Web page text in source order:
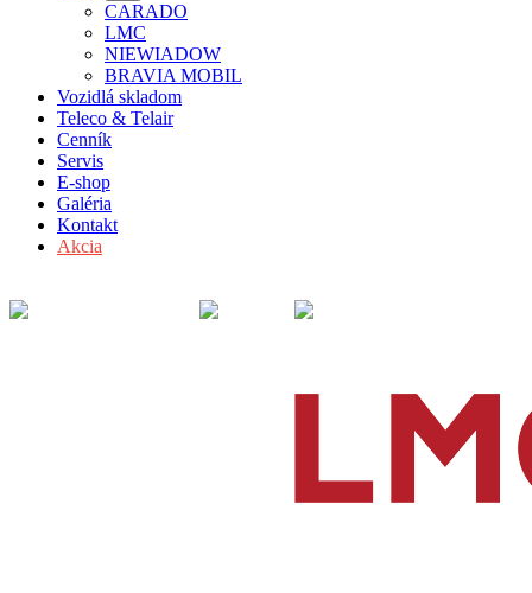
CARADO
LMC
NIEWIADOW
BRAVIA MOBIL
Vozidlá skladom
Teleco & Telair
Cenník
Servis
E-shop
Galéria
Kontakt
Akcia